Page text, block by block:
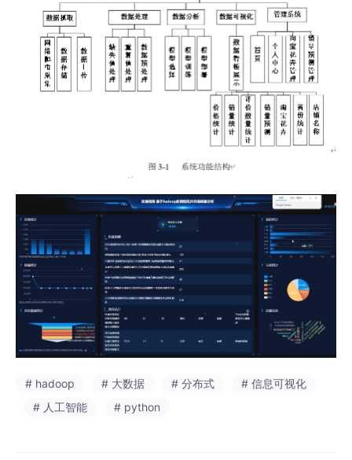
# hadoop # 大数据 # 分布式
# 信息可视化
# 人工智能
# python